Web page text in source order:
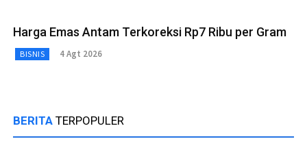
Harga Emas Antam Terkoreksi Rp7 Ribu per Gram
BISNIS 4 Agt 2026
BERITA TERPOPULER